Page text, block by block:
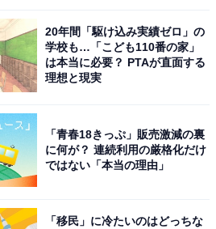
20年間「駆け込み実績ゼロ」の
学校も…「こども110番の家」
は本当に必要？ PTAが直面する
理想と現実
「青春18きっぷ」販売激減の裏
に何が？ 連続利用の厳格化だけ
ではない「本当の理由」
「移民」に冷たいのはどっちな